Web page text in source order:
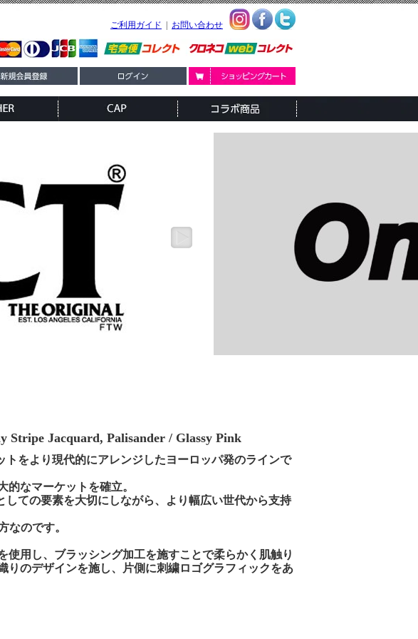
ご利用ガイド お問い合わせ
Jacquard, Palisander / Glassy Pink
をより現代的にアレンジしたヨーロッパ発のラインで
的なマーケットを確立。
ての要素を大切にしながら、より幅広い世代から支持
なのです。
使用し、ブラッシング加工を施すことで柔らかく肌触り
りのデザインを施し、片側に刺繍ロゴグラフィックをあ